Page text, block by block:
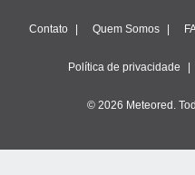
Contato Quem Somos
Política de privacidade
© 2026 Meteored.